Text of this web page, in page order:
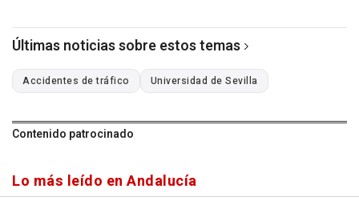
Últimas noticias sobre estos temas
Accidentes de tráfico Universidad de Sevilla
Contenido patrocinado
Lo más leído en Andalucía